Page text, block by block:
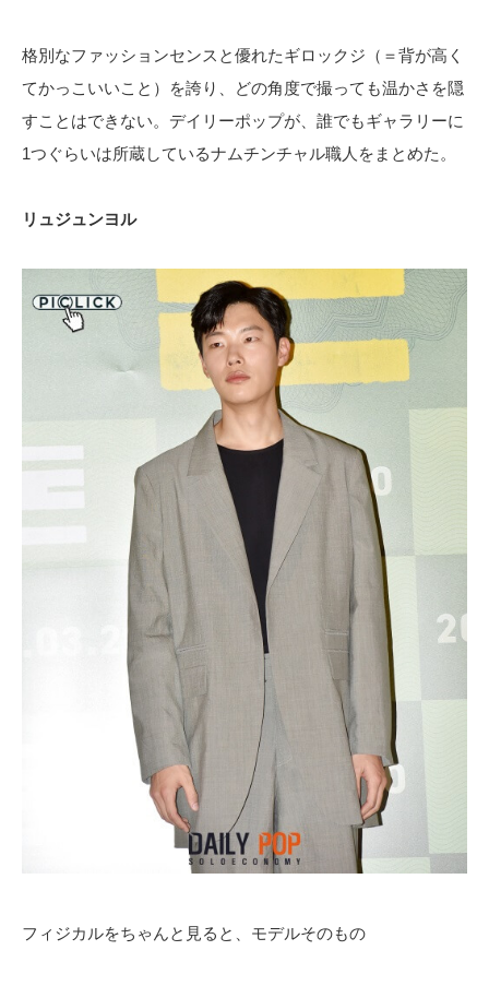
格別なファッションセンスと優れたギロックジ（＝背が高く
てかっこいいこと）を誇り、どの角度で撮っても温かさを隠
すことはできない。デイリーポップが、誰でもギャラリーに
1つぐらいは所蔵しているナムチンチャル職人をまとめた。
リュジュンヨル
フィジカルをちゃんと見ると、モデルそのもの